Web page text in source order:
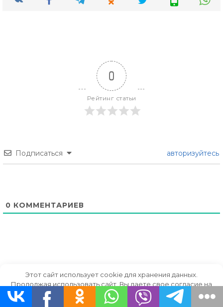
0
Рейтинг статьи
Подписаться авторизуйтесь
0 КОММЕНТАРИЕВ
Вам также может понравиться
Этот сайт использует cookie для хранения данных.
Продолжая использовать сайт, Вы даете свое согласие на
работу с этими файлами.
OK